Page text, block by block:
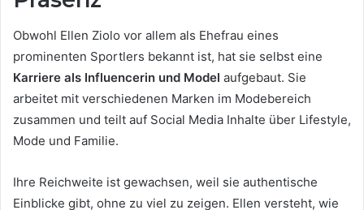
Obwohl Ellen Ziolo vor allem als Ehefrau eines
prominenten Sportlers bekannt ist, hat sie selbst eine
Karriere als Influencerin und Model aufgebaut. Sie
arbeitet mit verschiedenen Marken im Modebereich
zusammen und teilt auf Social Media Inhalte über Lifestyle,
Mode und Familie.
Ihre Reichweite ist gewachsen, weil sie authentische
Einblicke gibt, ohne zu viel zu zeigen. Ellen versteht, wie